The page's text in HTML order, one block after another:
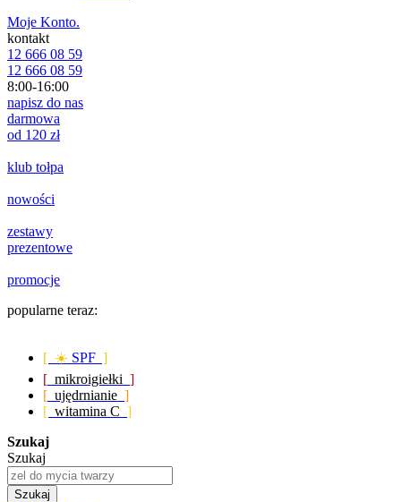
Moje Konto.
kontakt
12 666 08 59
12 666 08 59
8:00-16:00
napisz do nas
darmowa
od 120 zł
klub tołpa
nowości
zestawy
prezentowe
promocje
popularne teraz:
[ ☀️ SPF ]
[ mikroigiełki ]
[ ujędrnianie ]
[ witamina C ]
Szukaj
Szukaj
Szukaj